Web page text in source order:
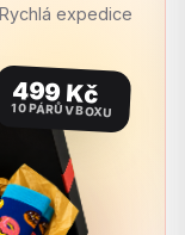
Rychlá expedice
499 Kč
10 PÁRŮ V BOXU